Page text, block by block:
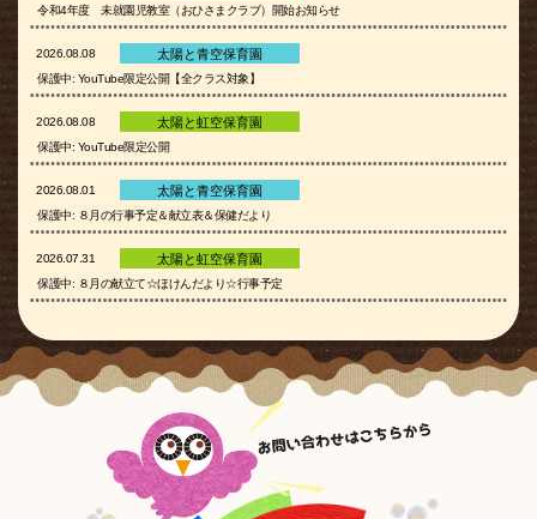
令和4年度 未就園児教室（おひさまクラブ）開始お知らせ
2026.08.08 太陽と青空保育園
保護中: YouTube限定公開【全クラス対象】
2026.08.08 太陽と虹空保育園
保護中: YouTube限定公開
2026.08.01 太陽と青空保育園
保護中: ８月の行事予定＆献立表＆保健だより
2026.07.31 太陽と虹空保育園
保護中: ８月の献立て☆ほけんだより☆行事予定